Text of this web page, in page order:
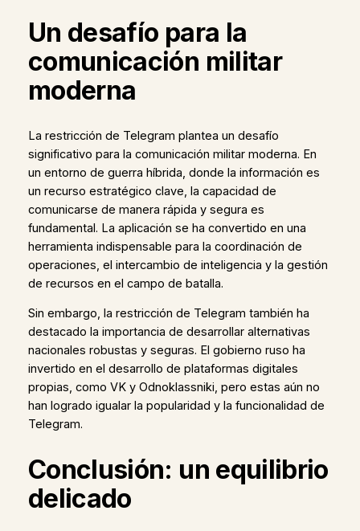
Un desafío para la
comunicación militar
moderna
La restricción de Telegram plantea un desafío
significativo para la comunicación militar moderna. En
un entorno de guerra híbrida, donde la información es
un recurso estratégico clave, la capacidad de
comunicarse de manera rápida y segura es
fundamental. La aplicación se ha convertido en una
herramienta indispensable para la coordinación de
operaciones, el intercambio de inteligencia y la gestión
de recursos en el campo de batalla.
Sin embargo, la restricción de Telegram también ha
destacado la importancia de desarrollar alternativas
nacionales robustas y seguras. El gobierno ruso ha
invertido en el desarrollo de plataformas digitales
propias, como VK y Odnoklassniki, pero estas aún no
han logrado igualar la popularidad y la funcionalidad de
Telegram.
Conclusión: un equilibrio
delicado